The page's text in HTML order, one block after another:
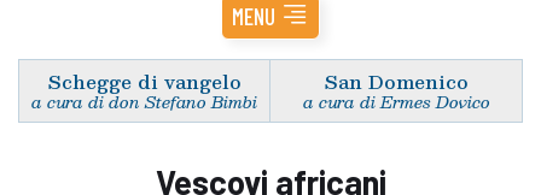
MENU
Schegge di vangelo
a cura di don Stefano Bimbi
San Domenico
a cura di Ermes Dovico
Vescovi africani